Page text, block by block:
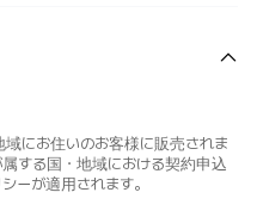
にお住いのお客様に販売されま
する国・地域における契約申込
ーが適用されます。